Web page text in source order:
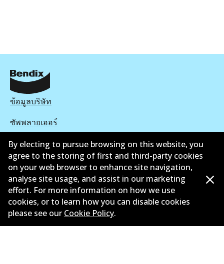
ข้อมูลบริษัท
ซัพพลายเออร์
ติดต่อ
นโยบายความเป็นส่วนตัว
การรับประกัน
ข้อกำหนดและเงื่อนไข
นโยบายการแจ้งเบาะแส
By electing to pursue browsing on this website, you
agree to the storing of first and third-party cookies
on your web browser to enhance site navigation,
analyse site usage, and assist in our marketing
effort. For more information on how we use
cookies, or to learn how you can disable cookies
please see our Cookie Policy.